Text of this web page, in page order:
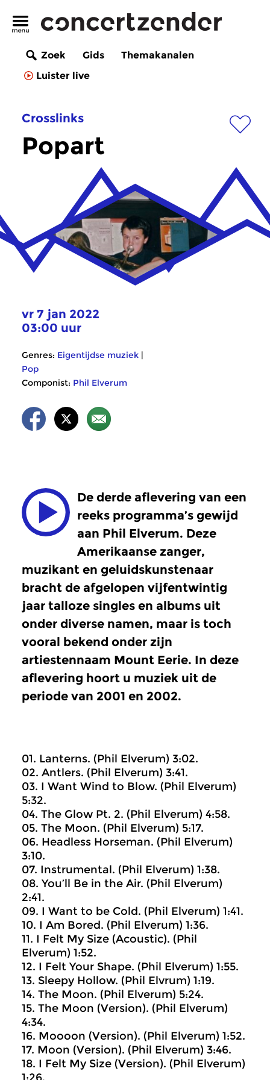
Zoek Gids
Themakanalen
Luister live
Crosslinks
Popart
vr 7 jan 2022
03:00 uur
Genres: Eigentijdse muziek |
Pop
Componist: Phil Elverum
De derde aflevering van een
reeks programma’s gewijd
aan Phil Elverum. Deze
Amerikaanse zanger,
muzikant en geluidskunstenaar
bracht de afgelopen vijfentwintig
jaar talloze singles en albums uit
onder diverse namen, maar is toch
vooral bekend onder zijn
artiestennaam Mount Eerie. In deze
aflevering hoort u muziek uit de
periode van 2001 en 2002.
01. Lanterns. (Phil Elverum) 3:02.
02. Antlers. (Phil Elverum) 3:41.
03. I Want Wind to Blow. (Phil Elverum)
5:32.
04. The Glow Pt. 2. (Phil Elverum) 4:58.
05. The Moon. (Phil Elverum) 5:17.
06. Headless Horseman. (Phil Elverum)
3:10.
07. Instrumental. (Phil Elverum) 1:38.
08. You’ll Be in the Air. (Phil Elverum)
2:41.
09. I Want to be Cold. (Phil Elverum) 1:41.
10. I Am Bored. (Phil Elverum) 1:36.
11. I Felt My Size (Acoustic). (Phil
Elverum) 1:52.
12. I Felt Your Shape. (Phil Elverum) 1:55.
13. Sleepy Hollow. (Phil Elvrum) 1:19.
14. The Moon. (Phil Elverum) 5:24.
15. The Moon (Version). (Phil Elverum)
4:34.
16. Moooon (Version). (Phil Elverum) 1:52.
17. Moon (Version). (Phil Elverum) 3:46.
18. I Felt My Size (Version). (Phil Elverum)